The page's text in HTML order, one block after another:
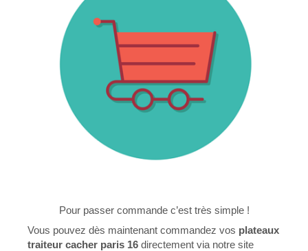
Pour passer commande c’est très simple !
Vous pouvez dès maintenant commandez vos plateaux
traiteur cacher paris 16 directement via notre site